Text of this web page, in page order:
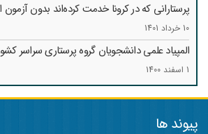
پرستارانی که در کرونا خدمت کرد‌ه‌اند بدون
10 خرداد 1401
المپیاد علمی دانشجویان گروه پرستاری سراسر
1 اسفند 1400
پیوند ها